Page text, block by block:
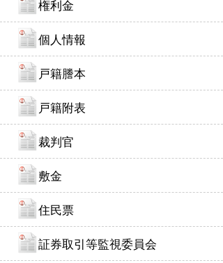
権利金
個人情報
戸籍謄本
戸籍附表
裁判官
敷金
住民票
証券取引等監視委員会